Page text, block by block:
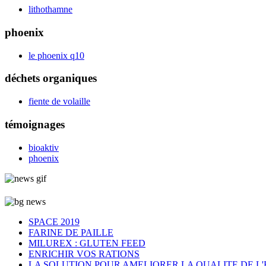
lithothamne
phoenix
le phoenix q10
déchets organiques
fiente de volaille
témoignages
bioaktiv
phoenix
SPACE 2019
FARINE DE PAILLE
MILUREX : GLUTEN FEED
ENRICHIR VOS RATIONS